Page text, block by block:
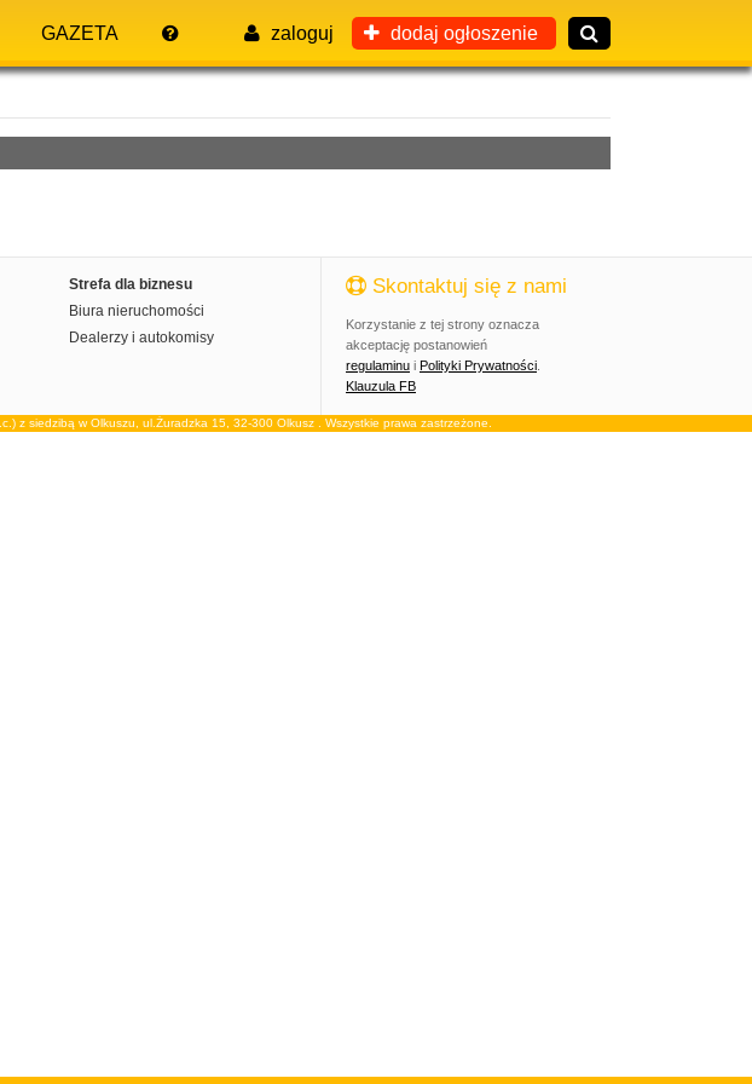
GAZETA zaloguj dodaj ogłoszenie
Strefa dla biznesu
Biura nieruchomości
Dealerzy i autokomisy
Skontaktuj się z nami
Korzystanie z tej strony oznacza
akceptację postanowień
regulaminu i Polityki Prywatności
Klauzula FB
z siedzibą w Olkuszu, ul.Żuradzka 15, 32-300 Olkusz . Wszystkie prawa zastrzeżone.